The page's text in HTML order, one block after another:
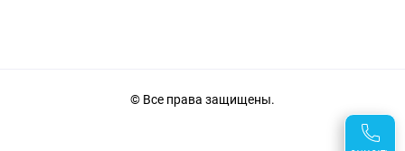
© Все права защищены.